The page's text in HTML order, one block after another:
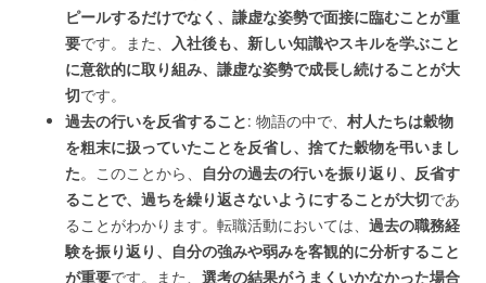
ピールするだけでなく、謙虚な姿勢で面接に臨むことが重
要です。また、 入社後も、新しい知識やスキルを学ぶこと
に意欲的に取り組み、謙虚な姿勢で成長し続けることが大
切です。
過去の行いを反省すること: 物語の中で、 村人たちは穀物
を粗末に扱っていたことを反省し、捨てた穀物を弔いまし
た。このことから、
自分の過去の行いを振り返り、反省す
ることで、過ちを繰り返さないようにすることが大切であ
ることがわかります。転職活動においては、 過去の職務経
験を振り返り、自分の強みや弱みを客観的に分析すること
が重要です。また、 選考の結果がうまくいかなかった場合